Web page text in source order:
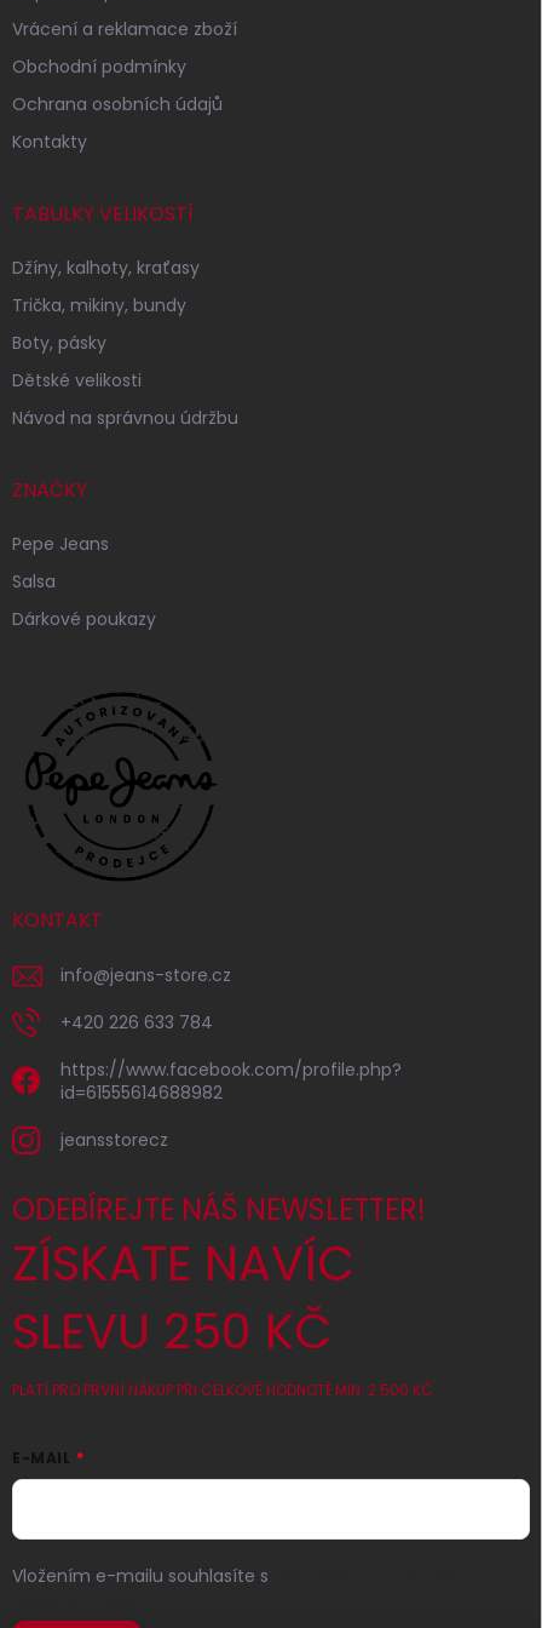
Vrácení a reklamace zboží
Obchodní podmínky
Ochrana osobních údajů
Kontakty
TABULKY VELIKOSTÍ
Džíny, kalhoty, kraťasy
Trička, mikiny, bundy
Boty, pásky
Dětské velikosti
Návod na správnou údržbu
ZNAČKY
Pepe Jeans
Salsa
Dárkové poukazy
KONTAKT
info@jeans-store.cz
+420 226 633 784
https://www.facebook.com/profile.php?
id=61555614688982
jeansstorecz
ODEBÍREJTE NÁŠ NEWSLETTER!
ZÍSKATE NAVÍC
SLEVU 250 KČ
PLATÍ PRO PRVNÍ NÁKUP PŘI CELKOVÉ HODNOTĚ MIN. 2 500 KČ
E-MAIL
Vložením e-mailu souhlasíte s